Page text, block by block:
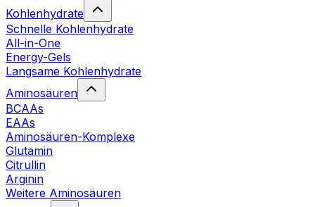
Kohlenhydrate
Schnelle Kohlenhydrate
All-in-One
Energy-Gels
Langsame Kohlenhydrate
Aminosäuren
BCAAs
EAAs
Aminosäuren-Komplexe
Glutamin
Citrullin
Arginin
Weitere Aminosäuren